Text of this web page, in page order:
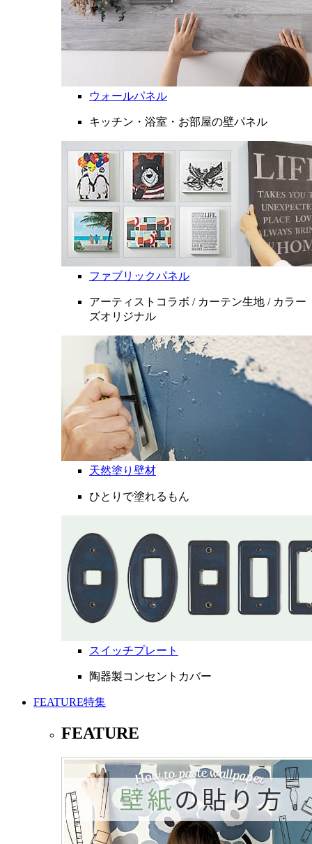
ウォールパネル
キッチン・浴室・お部屋の壁パネル
ファブリックパネル
アーティストコラボ / カーテン生地 / カラー
ズオリジナル
天然塗り壁材
ひとりで塗れるもん
スイッチプレート
陶器製コンセントカバー
FEATURE特集
FEATURE